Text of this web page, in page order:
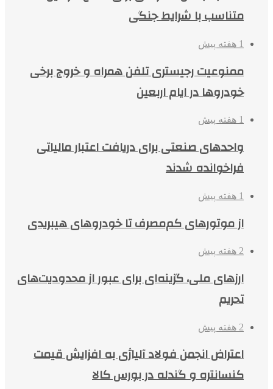
متناسب با شرایط جنگی
1 هفته پیش
ممنوعیت رجیستری تلفن همراه و خروج برخی
خودروها در ایام اربعین
1 هفته پیش
واحدهای صنعتی برای دریافت اعتبار مالیاتی
فراخوانده شدند
1 هفته پیش
از موتورهای کم‌مصرف تا خودروهای هیبریدی
2 هفته پیش
ارزهای ملی، گزینه‌ای برای عبور از محدودیت‌های
تحریم
2 هفته پیش
اعتراض انجمن فولاد آلیاژی به افزایش قیمت
کنسانتره و گندله در بورس کالا